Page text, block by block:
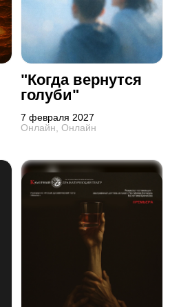
"Когда вернутся
голуби"
7 февраля 2027
Онлайн, Онлайн